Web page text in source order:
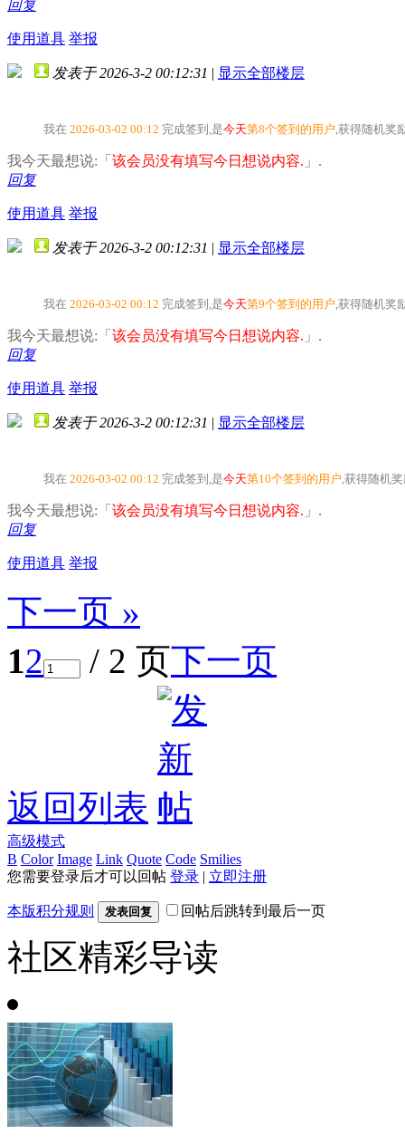
回复
使用道具 举报
发表于 2026-3-2 00:12:31 | 显示全部楼层
我在 2026-03-02 00:12 完成签到,是今天第8个签到的用户 ,获得随机奖
我今天最想说:「 该会员没有填写今日想说内容. 」.
回复
使用道具 举报
发表于 2026-3-2 00:12:31 | 显示全部楼层
我在 2026-03-02 00:12 完成签到,是今天第9个签到的用户 ,获得随机奖
我今天最想说:「 该会员没有填写今日想说内容. 」.
回复
使用道具 举报
发表于 2026-3-2 00:12:31 | 显示全部楼层
我在 2026-03-02 00:12 完成签到,是今天第10个签到的用户 ,获得随机
我今天最想说:「 该会员没有填写今日想说内容. 」.
回复
使用道具 举报
下一页 »
12 / 2 页下一页
返回列表
高级模式
B Color Image Link Quote Code Smilies
您需要登录后才可以回帖 登录 | 立即注册
本版积分规则 发表回复 回帖后跳转到最后一页
社区精彩导读